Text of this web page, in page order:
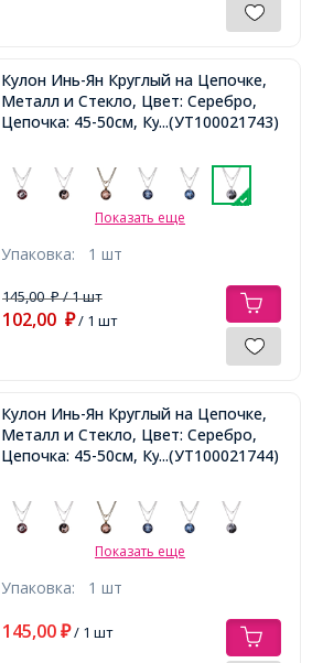
Кулон Инь-Ян Круглый на Цепочке,
Металл и Стекло, Цвет: Серебро,
Цепочка: 45-50см, Кулон: 27мм,
...(УТ100021743)
Показать еще
Упаковка: 1 шт
145,00₽/ 1 шт
102,00 ₽/ 1 шт
Кулон Инь-Ян Круглый на Цепочке,
Металл и Стекло, Цвет: Серебро,
Цепочка: 45-50см, Кулон: 27мм,
...(УТ100021744)
Показать еще
Упаковка: 1 шт
145,00 ₽/ 1 шт